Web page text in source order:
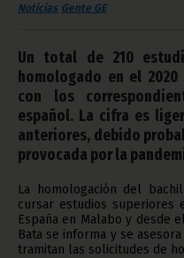
Noticias Gente GE
Un total de 210
homologado en el
con los
español. La cifra es
anteriores, debido
provocada por la
La homologación del
cursar estudios superiores
España en Malabo y desde
Bata se informa y se
tramitan las solicitudes de